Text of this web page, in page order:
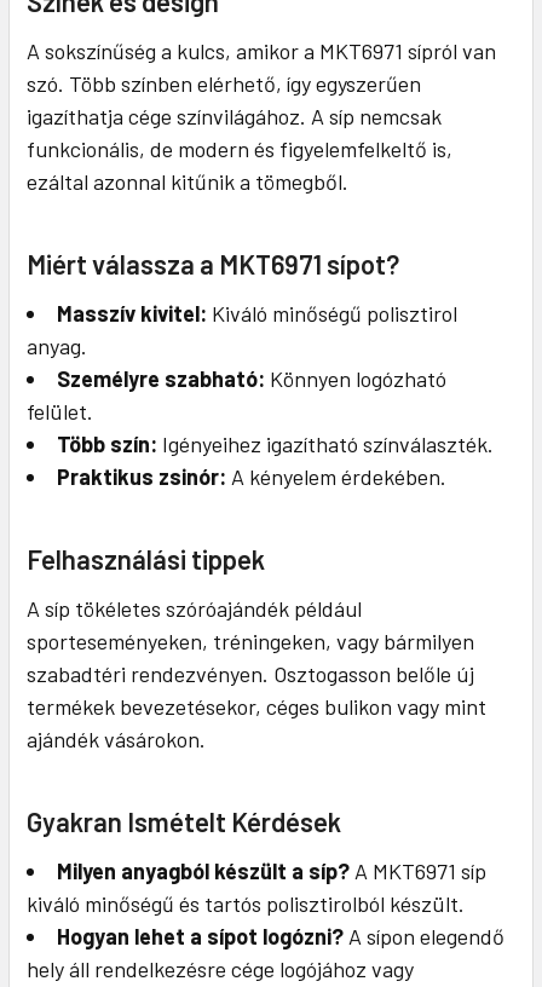
A sokszínűség a kulcs, amikor a MKT6971 sípról van
szó. Több színben elérhető, így egyszerűen
igazíthatja cége színvilágához. A síp nemcsak
funkcionális, de modern és figyelemfelkeltő is,
ezáltal azonnal kitűnik a tömegből.
Miért válassza a MKT6971 sípot?
Masszív kivitel: Kiváló minőségű polisztirol
anyag.
Személyre szabható: Könnyen logózható
felület.
Több szín: Igényeihez igazítható színválaszték.
Praktikus zsinór: A kényelem érdekében.
Felhasználási tippek
A síp tökéletes szóróajándék például
sporteseményeken, tréningeken, vagy bármilyen
szabadtéri rendezvényen. Osztogasson belőle új
termékek bevezetésekor, céges bulikon vagy mint
ajándék vásárokon.
Gyakran Ismételt Kérdések
Milyen anyagból készült a síp?A MKT6971 síp
kiváló minőségű és tartós polisztirolból készült.
Hogyan lehet a sípot logózni?A sípon elegendő
hely áll rendelkezésre cége logójához vagy